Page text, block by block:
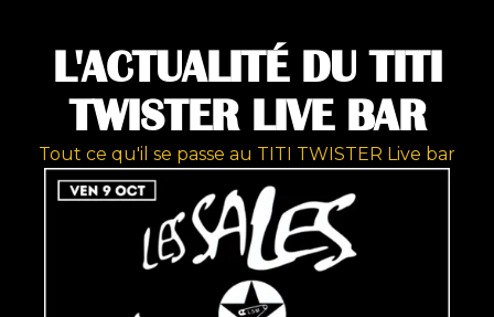
L'ACTUALITÉ DU TITI
TWISTER LIVE BAR
Tout ce qu'il se passe au TITI TWISTER Live bar